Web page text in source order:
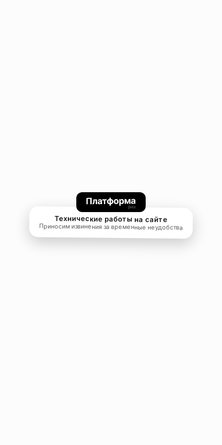
Технические работы на сайте
Приносим извинения за временные неудобства